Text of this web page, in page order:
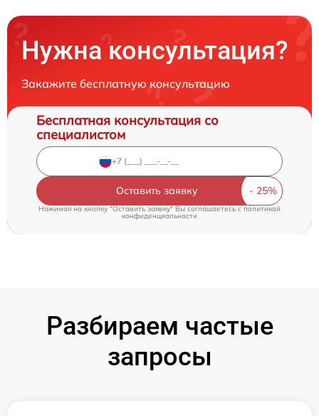
Нужна консультация?
Закажите бесплатную консультацию
Бесплатная консультация со
специалистом
Оставить заявку
Нажимая на кнопку "Оставить заявку" Вы соглашаетесь cполитикой
конфиденциальности
Разбираем частые
запросы